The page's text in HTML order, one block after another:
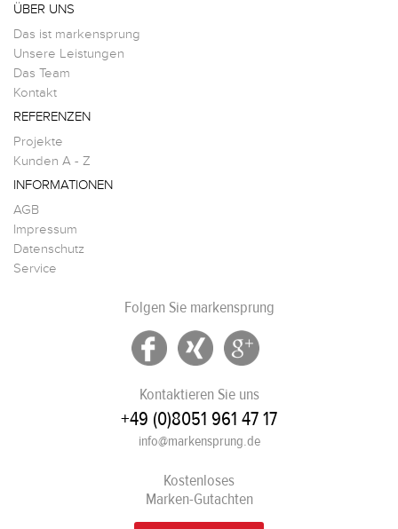
ÜBER UNS
Das ist markensprung
Unsere Leistungen
Das Team
Kontakt
REFERENZEN
Projekte
Kunden A - Z
INFORMATIONEN
AGB
Impressum
Datenschutz
Service
Folgen Sie markensprung
Kontaktieren Sie uns
+49 (0)8051 961 47 17
info@markensprung.de
Kostenloses
Marken-Gutachten